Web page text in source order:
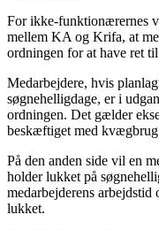
For ikke-funktionærernes
mellem KA og Krifa, at
ordningen for at have ret
Medarbejdere, hvis
søgnehelligdage, er i
ordningen. Det gælder
beskæftiget med
På den anden side vil en
holder lukket på
medarbejderens
lukket.